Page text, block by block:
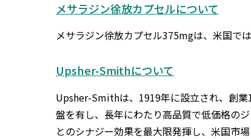
メサラジン徐放カプセルについて
メサラジン徐放カプセル375mgは、米国で
Upsher-Smithについて
Upsher-Smithは、1919年に設立され、創
盤を有し、長年にわたり高品質で低価格の
とのシナジー効果を最大限発揮し、米国市